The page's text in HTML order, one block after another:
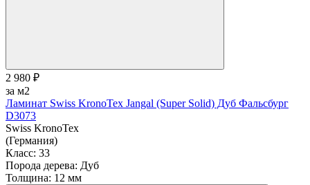
2 980 ₽
за м2
Ламинат Swiss KronoTex Jangal (Super Solid) Дуб Фальсбург
D3073
Swiss KronoTex
(Германия)
Класс: 33
Порода дерева: Дуб
Толщина: 12 мм